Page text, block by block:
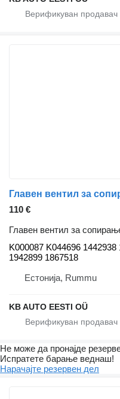
110 €
Главен вентил за
K000087 K044696 1442938
1942899 1867518
Естонија, Rummu
KB AUTO EESTI OÜ
Не може да пронајде
Испратете барање веднаш!
Нарачајте резервен дел